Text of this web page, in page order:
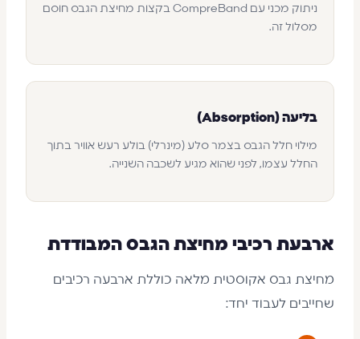
ניתוק מכני עם CompreBand בקצות מחיצת הגבס חוסם
מסלול זה.
בליעה (Absorption)
מילוי חלל הגבס בצמר סלע (מינרלי) בולע רעש אוויר בתוך
החלל עצמו, לפני שהוא מגיע לשכבה השנייה.
ארבעת רכיבי מחיצת הגבס המבודדת
מחיצת גבס אקוסטית מלאה כוללת ארבעה רכיבים
שחייבים לעבוד יחד: